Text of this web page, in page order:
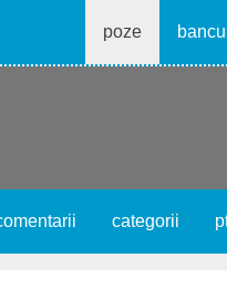
poze
categorii